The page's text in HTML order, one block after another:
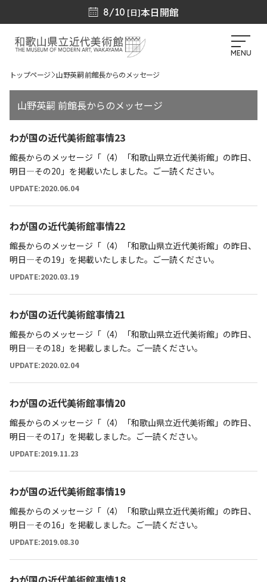
8/10 [日]本日開館
MENU
トップページ 山野英嗣 前館長からのメッセージ
山野英嗣 前館長からのメッセージ
わが国の近代美術館事情23
館長からのメッセージ「（4）「和歌山県立近代美術館」の昨日、
明日―その20」を掲載いたしました。ご一読ください。
UPDATE:2020.06.04
わが国の近代美術館事情22
館長からのメッセージ「（4）「和歌山県立近代美術館」の昨日、
明日―その19」を掲載いたしました。ご一読ください。
UPDATE:2020.03.19
わが国の近代美術館事情21
館長からのメッセージ「（4）「和歌山県立近代美術館」の昨日、
明日―その18」を掲載しました。ご一読ください。
UPDATE:2020.02.04
わが国の近代美術館事情20
館長からのメッセージ「（4）「和歌山県立近代美術館」の昨日、
明日―その17」を掲載しました。ご一読ください。
UPDATE:2019.11.23
わが国の近代美術館事情19
館長からのメッセージ「（4）「和歌山県立近代美術館」の昨日、
明日―その16」を掲載しました。ご一読ください。
UPDATE:2019.08.30